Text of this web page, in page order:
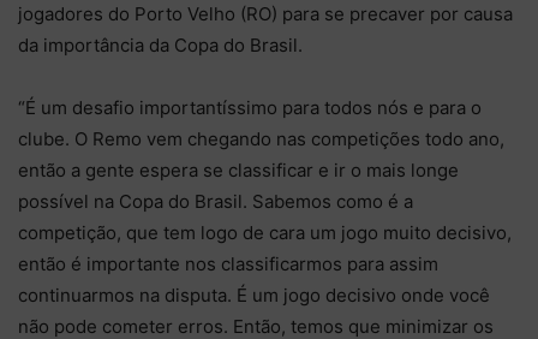
jogadores do Porto Velho (RO) para se precaver por causa
da importância da Copa do Brasil.
“É um desafio importantíssimo para todos nós e para o
clube. O Remo vem chegando nas competições todo ano,
então a gente espera se classificar e ir o mais longe
possível na Copa do Brasil. Sabemos como é a
competição, que tem logo de cara um jogo muito decisivo,
então é importante nos classificarmos para assim
continuarmos na disputa. É um jogo decisivo onde você
não pode cometer erros. Então, temos que minimizar os